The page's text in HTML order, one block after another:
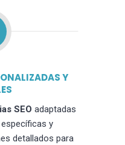
Y
SEO adaptadas
y
detallados para